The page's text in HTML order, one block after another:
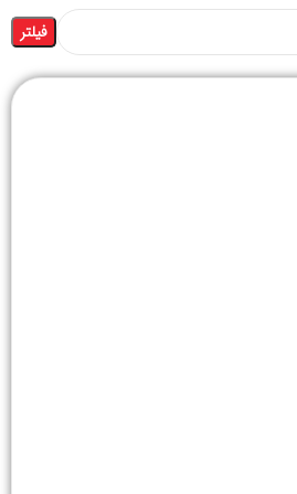
فیلتر